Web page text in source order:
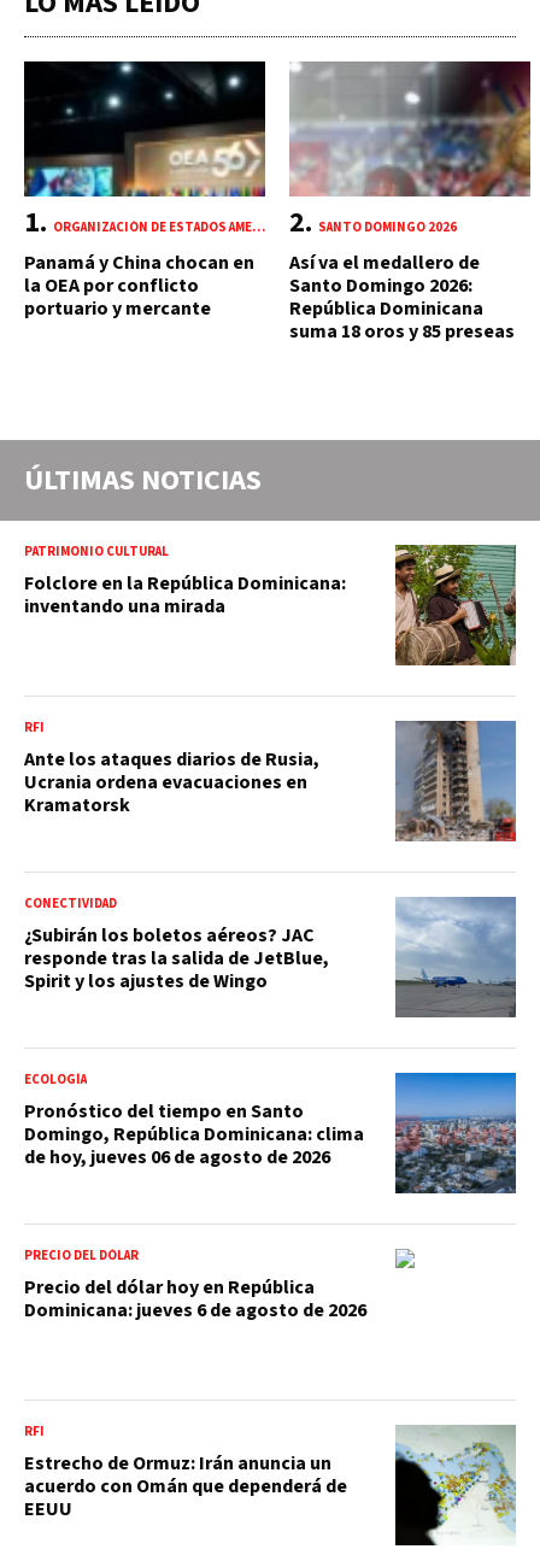
ORGANIZACIÓN DE ESTADOS AMERICANOS (OEA)
Panamá y China chocan en
la OEA por conflicto
portuario y mercante
SANTO DOMINGO 2026
Así va el medallero de
Santo Domingo 2026:
República Dominicana
suma 18 oros y 85 preseas
ÚLTIMAS NOTICIAS
PATRIMONIO CULTURAL
Folclore en la República Dominicana:
inventando una mirada
RFI
Ante los ataques diarios de Rusia,
Ucrania ordena evacuaciones en
Kramatorsk
CONECTIVIDAD
¿Subirán los boletos aéreos? JAC
responde tras la salida de JetBlue,
Spirit y los ajustes de Wingo
ECOLOGÍA
Pronóstico del tiempo en Santo
Domingo, República Dominicana: clima
de hoy, jueves 06 de agosto de 2026
PRECIO DEL DÓLAR
Precio del dólar hoy en República
Dominicana: jueves 6 de agosto de 2026
RFI
Estrecho de Ormuz: Irán anuncia un
acuerdo con Omán que dependerá de
EEUU